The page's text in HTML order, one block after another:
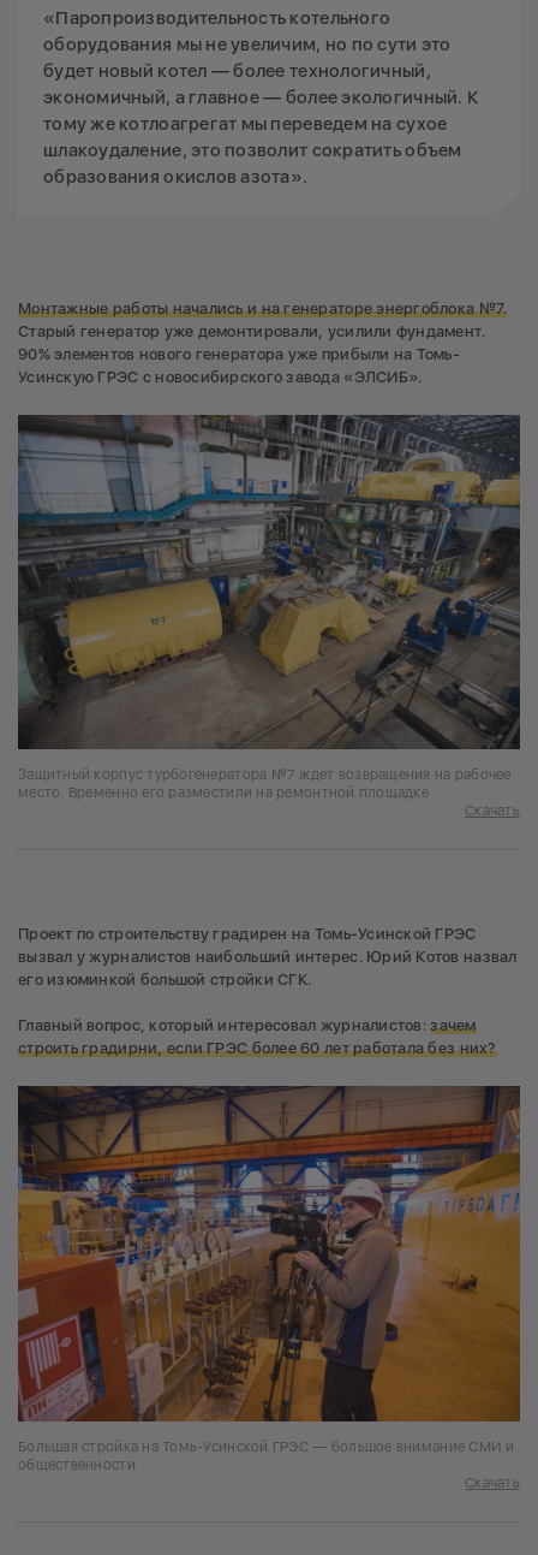
«Паропроизводительность котельного
оборудования мы не увеличим, но по сути это
будет новый котел — более технологичный,
экономичный, а главное — более экологичный. К
тому же котлоагрегат мы переведем на сухое
шлакоудаление, это позволит сократить объем
образования окислов азота».
Монтажные работы начались и на генераторе энергоблока №7.
Старый генератор уже демонтировали, усилили фундамент.
90% элементов нового генератора уже прибыли на Томь-
Усинскую ГРЭС с новосибирского завода «ЭЛСИБ».
Защитный корпус турбогенератора №7 ждет возвращения на рабочее
место. Временно его разместили на ремонтной площадке
Скачать
Проект по строительству градирен на Томь-Усинской ГРЭС
вызвал у журналистов наибольший интерес. Юрий Котов назвал
его изюминкой большой стройки СГК.
Главный вопрос, который интересовал журналистов:зачем
строить градирни, если ГРЭС более 60 лет работала без них?
Большая стройка на Томь-Усинской ГРЭС — большое внимание СМИ и
общественности
Скачать